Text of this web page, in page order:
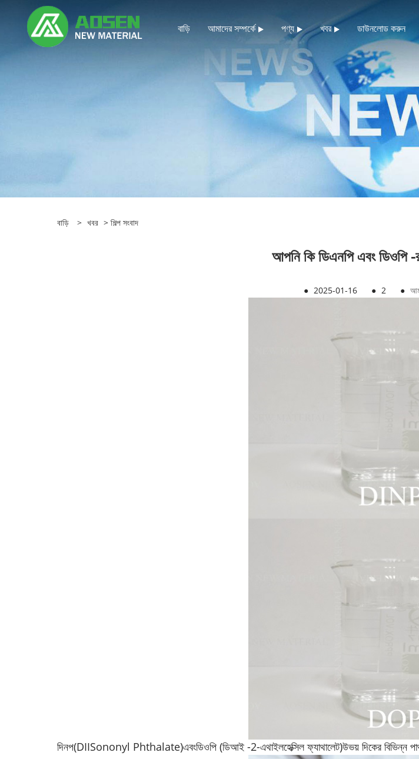
বাড়ি আমাদের সম্পর্কে পণ্য খবর ডাউনলোড করুন
বাড়ি > খবর > শিল্প সংবাদ
আপনি কি ডিএনপি এবং ডিওপি -
● 2025-01-16 ● 2 ●
দিনপ(DIISononyl Phthalate)এবংডিওপি (ডিআই -2-এথাইলহেক্সিল ফ্যাথালেট)উভয় দিকের বিভিন্ন